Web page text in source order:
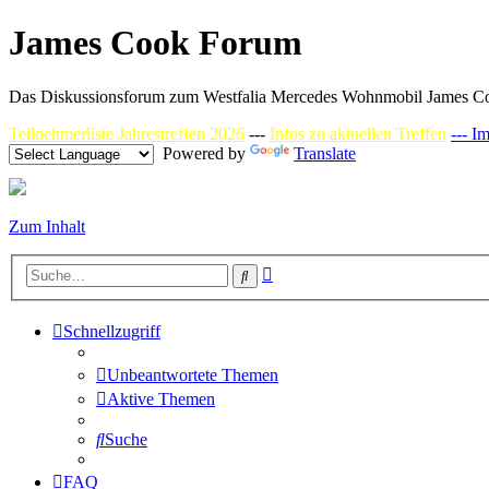
James Cook Forum
Das Diskussionsforum zum Westfalia Mercedes Wohnmobil James
Teilnehmerliste Jahrestreffen 2026 --- Infos zu aktuellen Treffen ---
Powered by
Translate
Zum Inhalt
Suche
Schnellzugriff
Unbeantwortete Themen
Aktive Themen
Suche
FAQ